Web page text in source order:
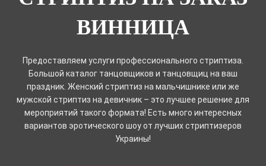
ВИННИЦА
Предоставляем услуги профессионального стриптиза.
Большой каталог танцовщиков и танцовщиц на ваш
праздник. Женский стриптиз на мальчишнике или же
мужской стриптиз на девичник – это лучшее решение для
мероприятий такого формата! Есть много интересных
вариантов эротического шоу от лучших стриптизеров
Украины!